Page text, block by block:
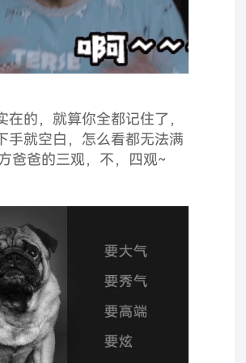
在的，就算你全都记住了，
手就空白，怎么看都无法满
爸爸的三观，不，四观~